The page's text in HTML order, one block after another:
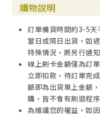
購物說明
訂單備貨時間約3-5天
當日或隔日出貨，如
特殊情況，將另行通
線上刷卡金額僅為訂
立即扣款，待訂單完
額即為出貨單上金額
購，皆不會有刷退程
為維護您的權益，如